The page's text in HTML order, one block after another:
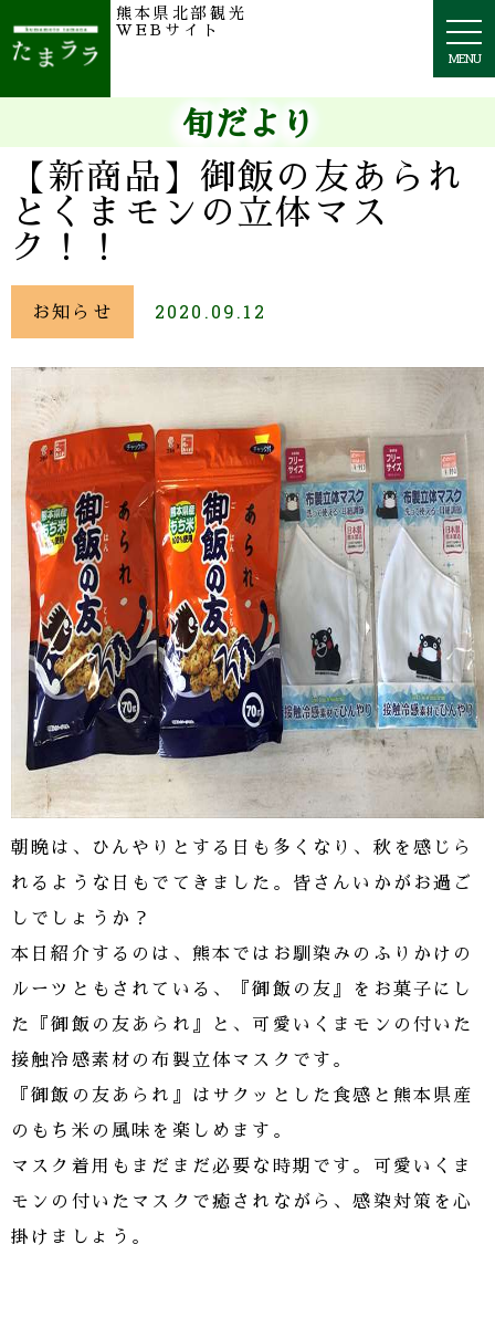
MENU
熊本県北部観光
WEBサイト
旬だより
【新商品】御飯の友あられ
とくまモンの立体マス
ク！！
お知らせ 2020.09.12
朝晩は、ひんやりとする日も多くなり、秋を感じら
れるような日もでてきました。皆さんいかがお過ご
しでしょうか？
本日紹介するのは、熊本ではお馴染みのふりかけの
ルーツともされている、『御飯の友』をお菓子にし
た『御飯の友あられ』と、可愛いくまモンの付いた
接触冷感素材の布製立体マスクです。
『御飯の友あられ』はサクッとした食感と熊本県産
のもち米の風味を楽しめます。
マスク着用もまだまだ必要な時期です。可愛いくま
モンの付いたマスクで癒されながら、感染対策を心
掛けましょう。